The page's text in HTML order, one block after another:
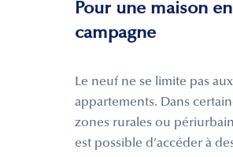
Pour une maison en
campagne
Le neuf ne se limite pas aux
appartements. Dans
zones rurales ou
est possible d’accéder à